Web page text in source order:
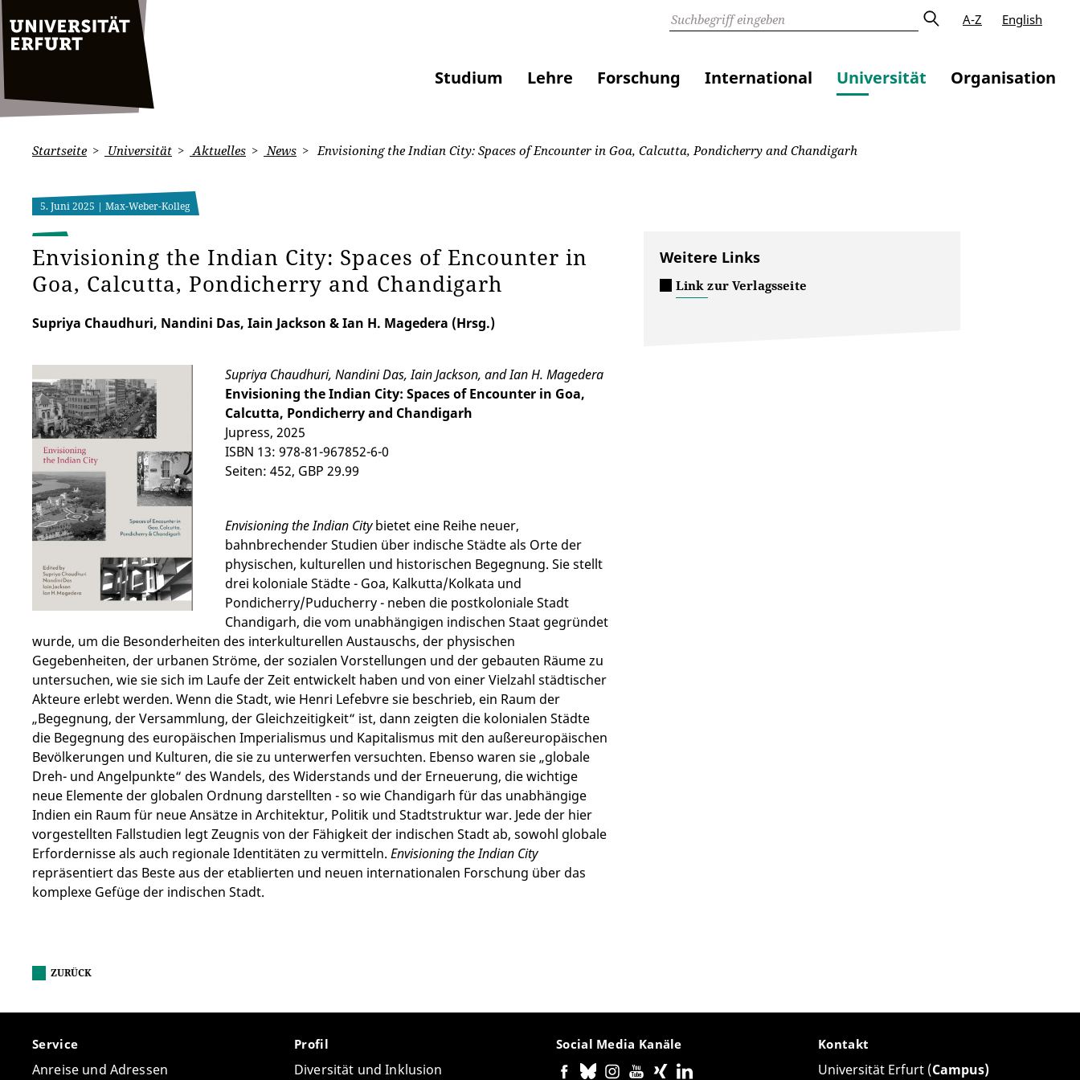
A-Z English
Studium Lehre Forschung International Universität Organisation
Startseite Universität Aktuelles News Envisioning the Indian City: Spaces of Encounter in Goa, Calcutta, Pondicherry and Chandigarh
5. Juni 2025 | Max-Weber-Kolleg
Envisioning the Indian City: Spaces of Encounter in
Goa, Calcutta, Pondicherry and Chandigarh
Supriya Chaudhuri, Nandini Das, Iain Jackson & Ian H. Magedera (Hrsg.)
Supriya Chaudhuri, Nandini Das, Iain Jackson, and Ian H. Magedera
Envisioning the Indian City: Spaces of Encounter in Goa,
Calcutta, Pondicherry and Chandigarh
Jupress, 2025
ISBN 13: 978-81-967852-6-0
Seiten: 452, GBP 29.99
Envisioning the Indian Citybietet eine Reihe neuer,
bahnbrechender Studien über indische Städte als Orte der
physischen, kulturellen und historischen Begegnung. Sie stellt
drei koloniale Städte - Goa, Kalkutta/Kolkata und
Pondicherry/Puducherry - neben die postkoloniale Stadt
Chandigarh, die vom unabhängigen indischen Staat gegründet
wurde, um die Besonderheiten des interkulturellen Austauschs, der physischen
Gegebenheiten, der urbanen Ströme, der sozialen Vorstellungen und der gebauten Räume zu
untersuchen, wie sie sich im Laufe der Zeit entwickelt haben und von einer Vielzahl städtischer
Akteure erlebt werden. Wenn die Stadt, wie Henri Lefebvre sie beschrieb, ein Raum der
„Begegnung, der Versammlung, der Gleichzeitigkeit“ ist, dann zeigten die kolonialen Städte
die Begegnung des europäischen Imperialismus und Kapitalismus mit den außereuropäischen
Bevölkerungen und Kulturen, die sie zu unterwerfen versuchten. Ebenso waren sie „globale
Dreh- und Angelpunkte“ des Wandels, des Widerstands und der Erneuerung, die wichtige
neue Elemente der globalen Ordnung darstellten - so wie Chandigarh für das unabhängige
Indien ein Raum für neue Ansätze in Architektur, Politik und Stadtstruktur war. Jede der hier
vorgestellten Fallstudien legt Zeugnis von der Fähigkeit der indischen Stadt ab, sowohl globale
Erfordernisse als auch regionale Identitäten zu vermitteln. Envisioning the Indian City
repräsentiert das Beste aus der etablierten und neuen internationalen Forschung über das
komplexe Gefüge der indischen Stadt.
Weitere Links
Link zur Verlagsseite
ZURÜCK
Service
Anreise und Adressen
Profil
Diversität und Inklusion
Social Media Kanäle Kontakt
Universität Erfurt (Campus)